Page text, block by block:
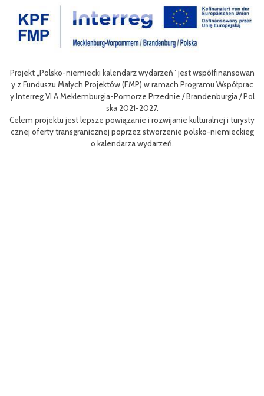
„Polsko-niemiecki kalendarz wydarzeń” jest współfinansowan
Małych Projektów (FMP) w ramach Programu Współprac
VI A Meklemburgia-Pomorze Przednie / Brandenburgia / Pol
ska 2021-2027.
projektu jest lepsze powiązanie i rozwijanie kulturalnej i turysty
oferty transgranicznej poprzez stworzenie polsko-niemieckieg
o kalendarza wydarzeń.
Celem
nie
niej dla
m